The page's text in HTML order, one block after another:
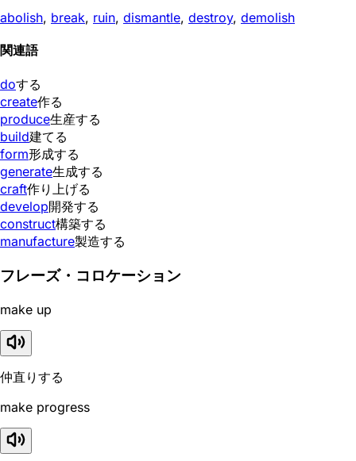
abolish, break, ruin, dismantle, destroy, demolish
関連語
doする
create作る
produce生産する
build建てる
form形成する
generate生成する
craft作り上げる
develop開発する
construct構築する
manufacture製造する
フレーズ・コロケーション
make up
仲直りする
make progress